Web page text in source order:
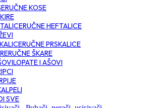
RUČNE KOSE
RUČNE HEFTALICE
RUČNE PRSKALICE
RUČNE ŠKARE
LOPATE I AŠOVI
SVE